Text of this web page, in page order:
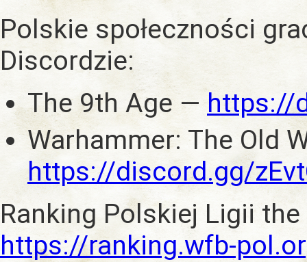
Polskie społeczności
Discordzie:
The 9th Age —https://
Warhammer: The Old
https://discord.gg/
Ranking Polskiej Ligii
https://ranking.wfb-